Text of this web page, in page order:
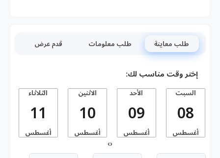
طلب معاينة طلب معلومات قدم عرض
إختر وقت مناسب لك:
السبت
08
أغسطس
الأحد
09
أغسطس
الاثنين
10
أغسطس
الثلاثاء
11
أغسطس
‹
›